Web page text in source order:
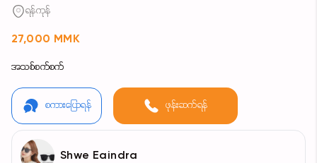
ရန်ကုန်
27,000 MMK
အသစ်စက်စက်
စကားပြောရန် ဖုန်းဆက်ရန်
Shwe Eaindra